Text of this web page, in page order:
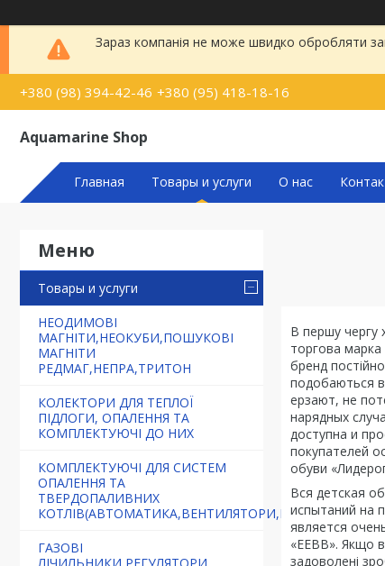
Зараз компанія не може швидко обробляти
+380 (98) 394-42-46 +380 (95) 418-18-16
Aquamarine Shop
Главная Товары и услуги О нас
Товары и услуги
НЕОДИМОВІ
МАГНІТИ,НЕОКУБИ,ПОШУКОВІ
МАГНІТИ
РЕДМАГ,НЕПРА,ТРИТОН
КОЛЕКТОРИ ДЛЯ ТЕПЛОЇ
ПІДЛОГИ, ОПАЛЕННЯ ТА
КОМПЛЕКТУЮЧІ ДО НИХ
КОМПЛЕКТУЮЧІ ДЛЯ СИСТЕМ
ОПАЛЕННЯ ТА
ТВЕРДОПАЛИВНИХ
КОТЛІВ(АВТОМАТИКА,ВЕНТИЛЯТОРИ,РЕГУЛЯТОРИ)
ГАЗОВІ
В першу чергу
торгова марка
бренд
подобаються
ерзают, не
нарядных
доступна и
покупателей
обуви
Вся детская
испытаний на
является
«EEBB». Якщо
задоволені